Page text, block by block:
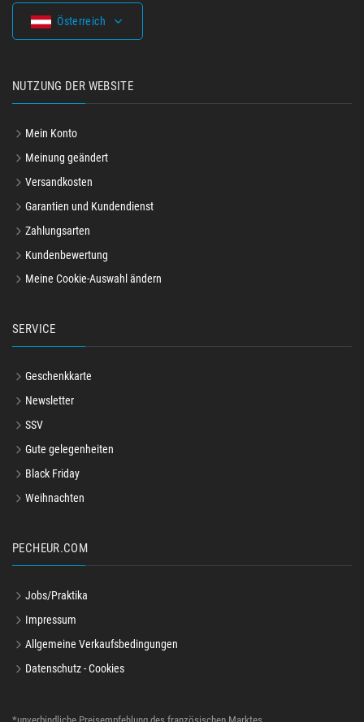
Österreich
NUTZUNG DER WEBSITE
Mein Konto
Meinung geändert
Versandkosten
Garantien und Kundendienst
Zahlungsarten
Kundenbewertung
Meine Cookie-Auswahl ändern
SERVICE
Geschenkkarte
Newsletter
SSV
Gute gelegenheiten
Black Friday
Weihnachten
PECHEUR.COM
Jobs/Praktika
Impressum
Allgemeine Verkaufsbedingungen
Datenschutz - Cookies